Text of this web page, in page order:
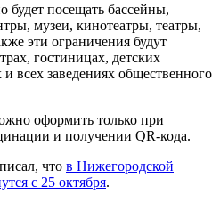
посещать бассейны,
музеи, кинотеатры, театры,
эти ограничения будут
гостиницах, детских
всех заведениях общественного
оформить только при
и получении QR-кода.
что в Нижегородской
с 25 октября.